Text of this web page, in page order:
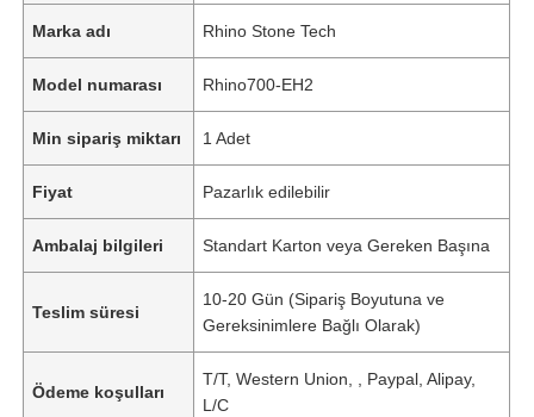
Marka adı Rhino Stone Tech
Model numarası Rhino700-EH2
Min sipariş miktarı 1 Adet
Fiyat Pazarlık edilebilir
Ambalaj bilgileri Standart Karton veya Gereken Başına
Teslim süresi
10-20 Gün (Sipariş Boyutuna ve
Gereksinimlere Bağlı Olarak)
Ödeme koşulları
T/T, Western Union, , Paypal, Alipay,
L/C